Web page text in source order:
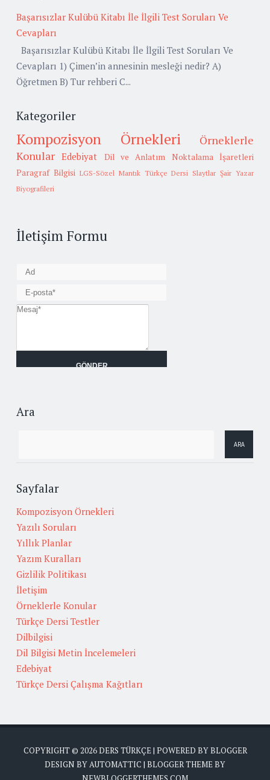
Başarısızlar Kulübü Kitabı İle İlgili Test Soruları Ve
Cevapları
Başarısızlar Kulübü Kitabı İle İlgili Test Soruları Ve
Cevapları 1) Çimen’in annesinin mesleği nedir? A)
Öğretmen B) Tur rehberi C...
Kategoriler
Kompozisyon Örnekleri
Örneklerle
Konular Edebiyat Dil ve Anlatım
Noktalama İşaretleri
Paragraf Bilgisi LGS-Sözel Mantık Türkçe Dersi Slaytlar Şair Yazar
Biyografileri
İletişim Formu
Ara
Sayfalar
Kompozisyon Örnekleri
Yazılı Soruları
Yıllık Planlar
Yazım Kuralları
Gizlilik Politikası
İletişim
Örneklerle Konular
Türkçe Dersi Testler
Dilbilgisi
Dil Bilgisi Metin İncelemeleri
Edebiyat
Türkçe Dersi Çalışma Kağıtları
COPYRIGHT © 2026DERS TÜRKÇE| POWERED BYBLOGGER
DESIGN BYAUTOMATTIC | BLOGGER THEME BY